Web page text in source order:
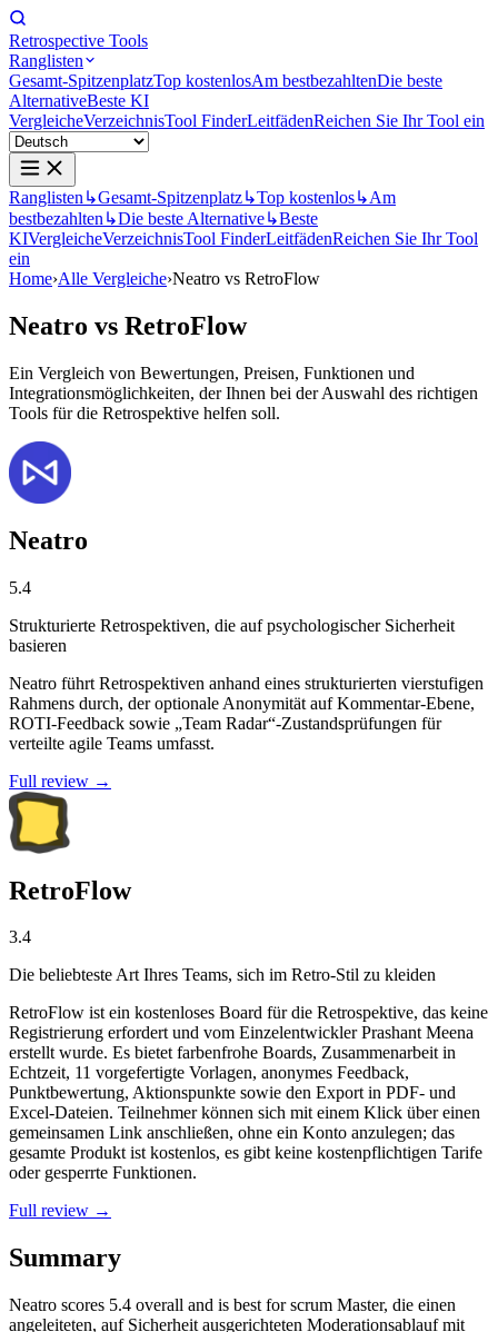
Retrospective Tools
Ranglisten
Gesamt-SpitzenplatzTop kostenlosAm bestbezahltenDie beste
AlternativeBeste KI
VergleicheVerzeichnisTool FinderLeitfädenReichen Sie Ihr Tool ein
Ranglisten ↳Gesamt-Spitzenplatz↳Top kostenlos↳Am
bestbezahlten ↳Die beste Alternative↳Beste
KIVergleicheVerzeichnisTool FinderLeitfädenReichen Sie Ihr Tool
ein
Home›Alle Vergleiche›Neatro vs RetroFlow
Neatro vs RetroFlow
Ein Vergleich von Bewertungen, Preisen, Funktionen und
Integrationsmöglichkeiten, der Ihnen bei der Auswahl des richtigen
Tools für die Retrospektive helfen soll.
Neatro
5.4
Strukturierte Retrospektiven, die auf psychologischer Sicherheit
basieren
Neatro führt Retrospektiven anhand eines strukturierten vierstufigen
Rahmens durch, der optionale Anonymität auf Kommentar-Ebene,
ROTI-Feedback sowie „Team Radar“-Zustandsprüfungen für
verteilte agile Teams umfasst.
Full review →
RetroFlow
3.4
Die beliebteste Art Ihres Teams, sich im Retro-Stil zu kleiden
RetroFlow ist ein kostenloses Board für die Retrospektive, das keine
Registrierung erfordert und vom Einzelentwickler Prashant Meena
erstellt wurde. Es bietet farbenfrohe Boards, Zusammenarbeit in
Echtzeit, 11 vorgefertigte Vorlagen, anonymes Feedback,
Punktbewertung, Aktionspunkte sowie den Export in PDF- und
Excel-Dateien. Teilnehmer können sich mit einem Klick über einen
gemeinsamen Link anschließen, ohne ein Konto anzulegen; das
gesamte Produkt ist kostenlos, es gibt keine kostenpflichtigen Tarife
oder gesperrte Funktionen.
Full review →
Summary
Neatro scores 5.4 overall and is best for scrum Master, die einen
angeleiteten, auf Sicherheit ausgerichteten Moderationsablauf mit